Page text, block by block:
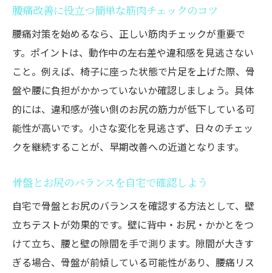
腰痛改善に役立つ簡単な筋肉チェックのコツ
腰痛対策を始めるなら、正しい筋肉チェックが重要で
す。ポイントは、動作中の左右差や違和感を見逃さない
こと。例えば、椅子に座った状態で片足を上げた際、骨
盤や腰に負担がかかっていないか確認しましょう。具体
的には、違和感が強い側のお尻の筋力が低下している可
能性が高いです。小さな変化を見逃さず、日々のチェッ
クを継続することが、早期改善への近道となります。
骨盤とお尻のバランスを自宅で確認しよう
自宅で骨盤とお尻のバランスを確認する方法として、壁
立ちテストが効果的です。壁に背中・お尻・かかとをつ
けて立ち、腰と壁の隙間を手で測ります。隙間が大きす
ぎる場合、骨盤が前傾している可能性があり、腰痛リス